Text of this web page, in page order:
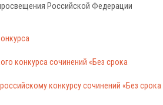
Российской Федерации
конкурса сочинений «Без срока
конкурсу сочинений «Без срока